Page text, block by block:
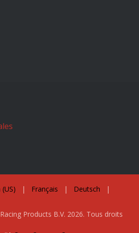
Products B.V. 2026. Tous droits
(US) | Français | Deutsch
|